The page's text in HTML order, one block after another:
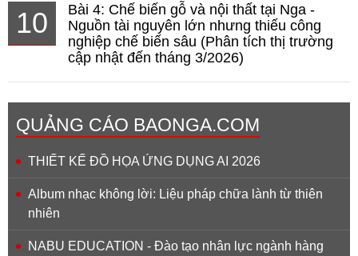
10
Bài 4: Chế biến gỗ và nội thất tại Nga -
Nguồn tài nguyên lớn nhưng thiếu công
nghiệp chế biến sâu (Phân tích thị trường
cập nhật đến tháng 3/2026)
QUẢNG CÁO BAONGA.COM
THIẾT KẾ ĐỒ HỌA ỨNG DỤNG AI 2026
Album nhạc không lời: Liệu pháp chữa lành từ thiên
nhiên
NABU EDUCATION - Đào tạo nhân lực ngành hàng